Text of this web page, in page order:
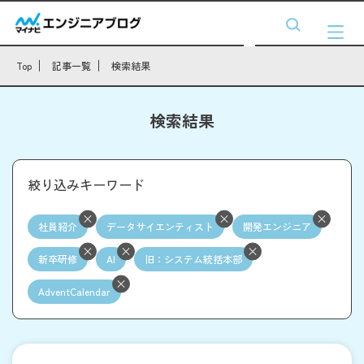
Top 記事一覧 検索結果
検索結果
絞り込みキーワード
社員紹介 データサイエンティスト 開発エンジニア
新卒研修 AI 旧：システム統括本部
AdventCalendar